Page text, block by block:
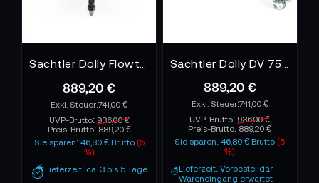
889,20 €
741,00 €
UVP-Brutto: 936,00 €
Preis-Brutto: 889,20 €
Sie sparen: 46,80 € Brutto (5
%)
Lieferzeit: ca. 3 bis 5 Tage
889,20 €
741,00 €
UVP-Brutto: 936,00 €
Preis-Brutto: 889,20 €
Sie sparen: 46,80 € Brutto(5
%)
Lieferzeit: Vorbestelldar-
Wareneingang erwartet